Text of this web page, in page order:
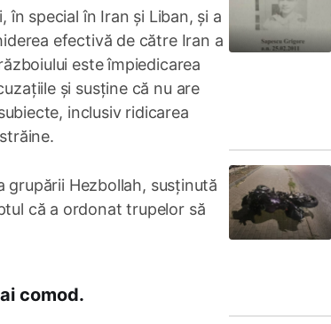
special în Iran și Liban, și a
efectivă de către Iran a
este împiedicarea
și susține că nu are
inclusiv ridicarea
grupării Hezbollah, susținută
că a ordonat trupelor să
comod.